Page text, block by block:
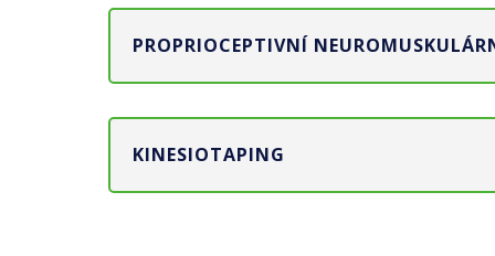
PROPRIOCEPTIVNÍ
KINESIOTAPING